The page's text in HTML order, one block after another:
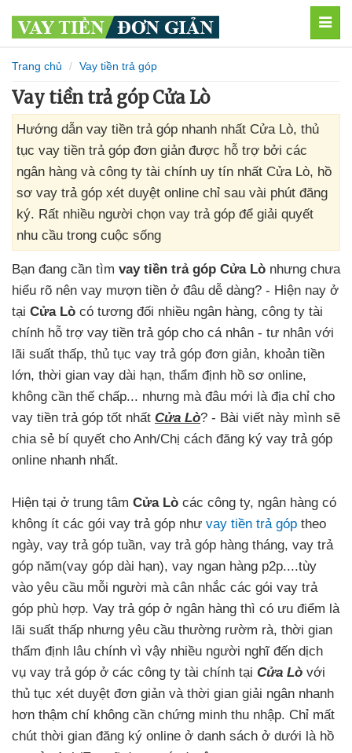
Trang chủ Vay tiền trả góp
Vay tiền trả góp Cửa Lò
Hướng dẫn vay tiền trả góp nhanh nhất Cửa Lò, thủ
tục vay tiền trả góp đơn giản được hỗ trợ bởi các
ngân hàng và công ty tài chính uy tín nhất Cửa Lò, hồ
sơ vay trả góp xét duyệt online chỉ sau vài phút đăng
ký. Rất nhiều người chọn vay trả góp để giải quyết
nhu cầu trong cuộc sống
Bạn đang cần tìm vay tiền trả góp Cửa Lò nhưng chưa
hiểu rõ nên vay mượn tiền ở đâu dễ dàng? - Hiện nay ở
tại Cửa Lò có tương đối nhiều ngân hàng, công ty tài
chính hỗ trợ vay tiền trả góp cho cá nhân - tư nhân với
lãi suất thấp, thủ tục vay trả góp đơn giản, khoản tiền
lớn, thời gian vay dài hạn, thẩm định hồ sơ online,
không cần thế chấp... nhưng mà đâu mới là địa chỉ cho
vay tiền trả góp tốt nhất Cửa Lò? - Bài viết này mình sẽ
chia sẻ bí quyết cho Anh/Chị cách đăng ký vay trả góp
online nhanh nhất.
Hiện tại ở trung tâm Cửa Lò các công ty, ngân hàng có
không ít các gói vay trả góp như vay tiền trả góp theo
ngày, vay trả góp tuần, vay trả góp hàng tháng, vay trả
góp năm(vay góp dài hạn), vay ngan hàng p2p....tùy
vào yêu cầu mỗi người mà cân nhắc các gói vay trả
góp phù hợp. Vay trả góp ở ngân hàng thì có ưu điểm là
lãi suất thấp nhưng yêu cầu thường rườm rà, thời gian
thẩm định lâu chính vì vậy nhiều người nghĩ đến dịch
vụ vay trả góp ở các công ty tài chính tại Cửa Lò với
thủ tục xét duyệt đơn giản và thời gian giải ngân nhanh
hơn thậm chí không cần chứng minh thu nhập. Chỉ mất
chút thời gian đăng ký online ở danh sách ở dưới là hồ